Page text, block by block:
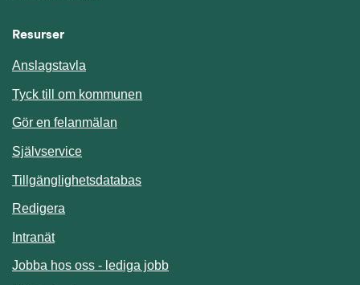
Resurser
Anslagstavla
Tyck till om kommunen
Gör en felanmälan
SjälvserviceLänk till annan webbplats.
TillgänglighetsdatabasLänk till annan webbplats.
Redigera
IntranätLänk till annan webbplats.
Jobba hos oss - lediga jobb